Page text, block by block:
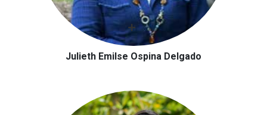
Julieth Emilse Ospina Delgado